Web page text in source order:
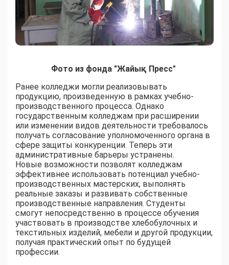
Фото из фонда "Жайық Пресс"
Ранее колледжи могли реализовывать
продукцию, произведенную в рамках учебно-
производственного процесса. Однако
государственным колледжам при расширении
или изменении видов деятельности требовалось
получать согласование уполномоченного органа в
сфере защиты конкуренции. Теперь эти
административные барьеры устранены.
Новые возможности позволят колледжам
эффективнее использовать потенциал учебно-
производственных мастерских, выполнять
реальные заказы и развивать собственные
производственные направления. Студенты
смогут непосредственно в процессе обучения
участвовать в производстве хлебобулочных и
текстильных изделий, мебели и другой продукции,
получая практический опыт по будущей
профессии.